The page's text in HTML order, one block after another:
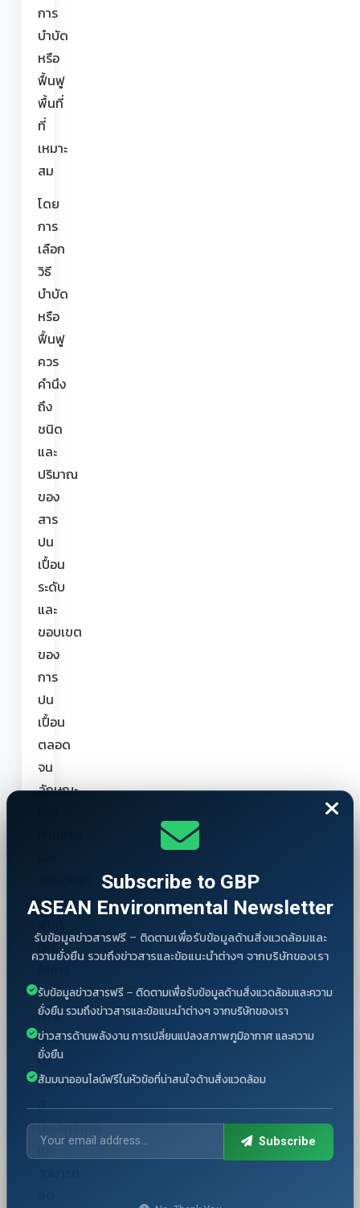
การ
บำบัด
หรือ
ฟื้นฟู
พื้นที่
ที่
เหมาะ
สม
โดย
การ
เลือก
วิธี
บำบัด
หรือ
ฟื้นฟู
ควร
คำนึง
ถึง
ชนิด
และ
ปริมาณ
ของ
สาร
ปน
เปื้อน
ระดับ
และ
ขอบเขต
ของ
การ
ปน
เปื้อน
ตลอด
จน
ลักษณะ
ของ
ดำเนิน
การ
เป็น
ไป
อย่าง
มี
ประสิทธิภาพ
Subscribe to GBP
ASEAN Environmental Newsletter
รับข้อมูลข่าวสารฟรี – ติดตามเพื่อรับข้อมูลด้านสิ่งแวดล้อมและ
ความยั่งยืน รวมถึงข่าวสารและข้อแนะนำต่างๆ จากบริษัทของเรา
รับข้อมูลข่าวสารฟรี – ติดตามเพื่อรับข้อมูลด้านสิ่งแวดล้อมและความ
ยั่งยืน รวมถึงข่าวสารและข้อแนะนำต่างๆ จากบริษัทของเรา
ข่าวสารด้านพลังงาน การเปลี่ยนแปลงสภาพภูมิอากาศ และความ
ยั่งยืน
สัมมนาออนไลน์ฟรีในหัวข้อที่น่าสนใจด้านสิ่งแวดล้อม
Subscribe